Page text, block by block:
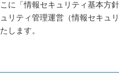
こに「情報セキュリティ基本方
ュリティ管理運営（情報セキュ
たします。